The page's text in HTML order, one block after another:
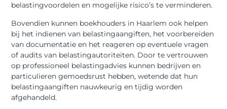
belastingvoordelen en mogelijke risico’s te verminderen.
Bovendien kunnen boekhouders in Haarlem ook helpen
bij het indienen van belastingaangiften, het voorbereiden
van documentatie en het reageren op eventuele vragen
of audits van belastingautoriteiten. Door te vertrouwen
op professioneel belastingadvies kunnen bedrijven en
particulieren gemoedsrust hebben, wetende dat hun
belastingaangiften nauwkeurig en tijdig worden
afgehandeld.